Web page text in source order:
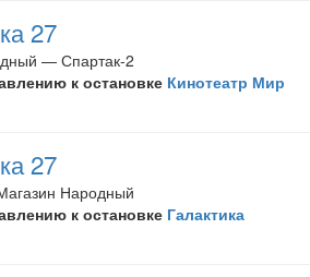
27
— Спартак-2
к остановке Кинотеатр Мир
27
Народный
к остановке Галактика